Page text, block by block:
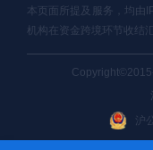
本页面所提及服务，均由
机构在资金跨境环节收结
沪